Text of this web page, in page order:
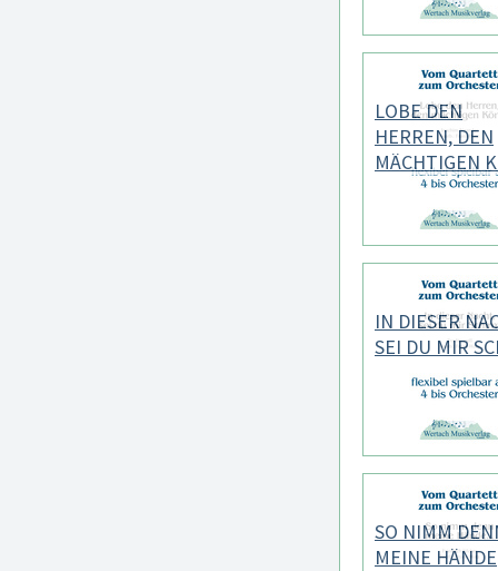
LOBE DEN
HERREN, DEN
MÄCHTIGEN
IN DIESER
SEI DU MIR
SO NIMM
MEINE HÄNDE